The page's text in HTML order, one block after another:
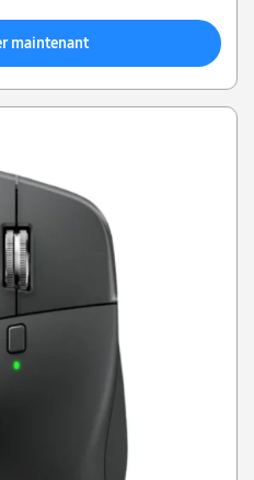
maintenant